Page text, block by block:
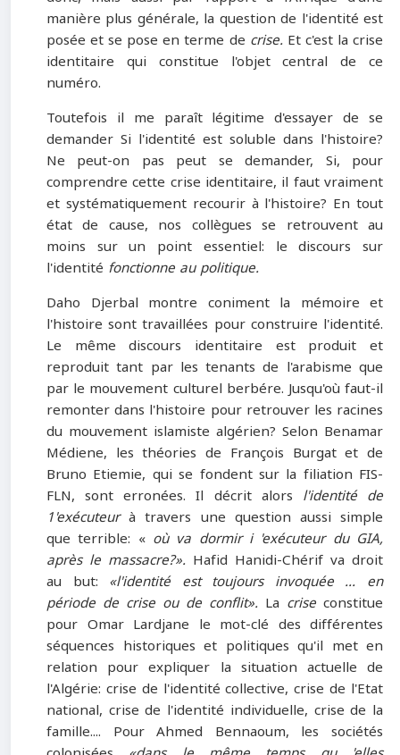
manière plus générale, la question de l'identité est
posée et se pose en terme de crise. Et c'est la crise
identitaire qui constitue l'objet central de ce
numéro.
Toutefois il me paraît légitime d'essayer de se
demander Si l'identité est soluble dans l'histoire?
Ne peut-on pas peut se demander, Si, pour
comprendre cette crise identitaire, il faut vraiment
et systématiquement recourir à l'histoire? En tout
état de cause, nos collègues se retrouvent au
moins sur un point essentiel: le discours sur
l'identité fonctionne au politique.
Daho Djerbal montre coniment la mémoire et
l'histoire sont travaillées pour construire l'identité.
Le même discours identitaire est produit et
reproduit tant par les tenants de l'arabisme que
par le mouvement culturel berbére. Jusqu'où faut-il
remonter dans l'histoire pour retrouver les racines
du mouvement islamiste algérien? Selon Benamar
Médiene, les théories de François Burgat et de
Bruno Etiemie, qui se fondent sur la filiation FIS-
FLN, sont erronées. Il décrit alors l'identité de
1'exécuteurà travers une question aussi simple
que terrible: « où va dormir i 'exécuteur du GIA,
après le massacre?». Hafid Hanidi-Chérif va droit
au but: «l'identité est toujours invoquée ... en
période de crise ou de conflit». La crise constitue
pour Omar Lardjane le mot-clé des différentes
séquences historiques et politiques qu'il met en
relation pour expliquer la situation actuelle de
l'Algérie: crise de l'identité collective, crise de l'Etat
national, crise de l'identité individuelle, crise de la
famille.... Pour Ahmed Bennaoum, les sociétés